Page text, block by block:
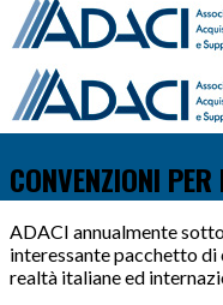
CONVENZIONI
ADACI annualmente
interessante pacchetto
realtà italiane ed